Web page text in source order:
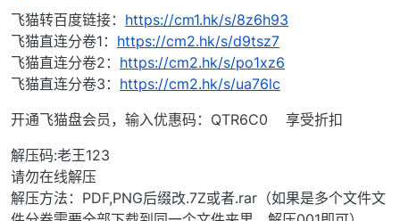
飞猫转百度链接： https://cm1.hk/s/8z6h93
飞猫直连分卷1： https://cm2.hk/s/d9tsz7
飞猫直连分卷2： https://cm2.hk/s/po1xz6
飞猫直连分卷3： https://cm2.hk/s/ua76lc
开通飞猫盘会员，输入优惠码：QTR6C0 享受折扣
解压码:老王123
请勿在线解压
解压方法：PDF,PNG后缀改.7Z或者.rar（如果是多个文件文